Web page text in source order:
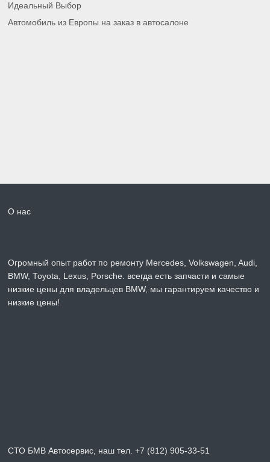
Идеальный Выбор
Автомобиль из Европы на заказ в автосалоне
О нас
Огромный опыт работ по ремонту Mercedes, Volkswagen, Audi,
BMW, Toyota, Lexus, Porsche. всегда есть запчасти и самые
низкие цены для владельцев BMW, мы гарантируем качество и
низкие цены!
СТО БМВ Автосервис, наш тел. +7 (812) 905-33-51